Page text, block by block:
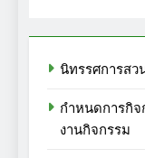
นิทรรศการสว
กำหนดการกิจ
งานกิจกรรม